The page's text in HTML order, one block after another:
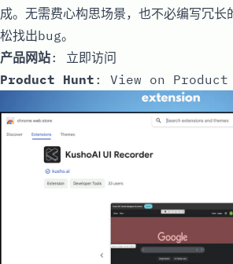
成。无需费心构思场景，也不必编写冗长
松找出bug。
产品网站: 立即访问
Product Hunt : View on Product